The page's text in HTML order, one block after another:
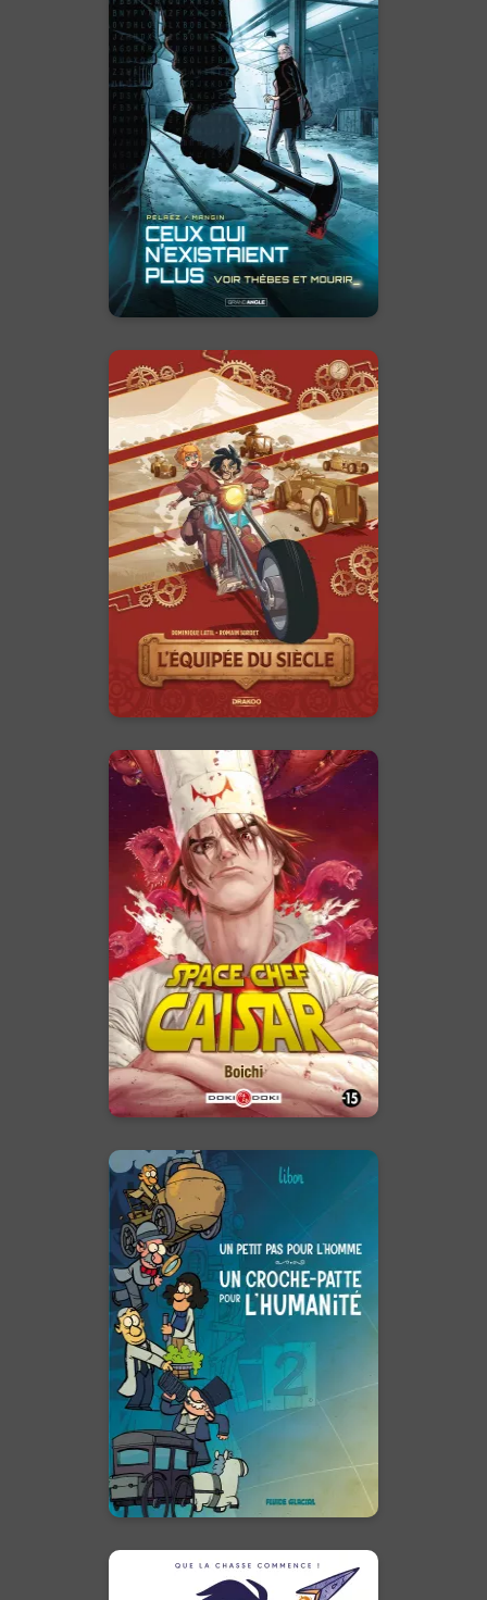
Ceux qui
n'existaient plus
Vol. 02
Date de parution :
11/09/2024
Une série de meurtres
inexpliqués secouent les États-
Unis. Seule Natacha, ex-
scientifique russe, semble
capable de résoudre les
énigmes laissés par le tueur.
Mais derrière le jeu de piste ...
En voir +
L'Équipée du
siècle - histoire
complète
Date de parution :
01/04/2026
L'Avenir ne s'attend pas, il se
gagne…
En voir +
Space Chef
Caisar
Date de parution :
02/11/2017
SF-cuisine-action, plongez dans
une grande aventure
intergalactique à la sauce Boichi
!
En voir +
Un petit pas pour
l'homme, un
croche-patte pour
l'humanité
Tome 02
Date de parution :
03/09/2025
Grâce à Libon, vous
découvrirez la face cachée des
plus grandes découvertes de
l'Humanité !
En voir +